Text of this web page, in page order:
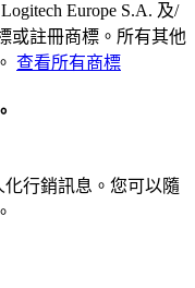
Europe S.A. 及/
或註冊商標。所有其他
查看所有商標
化行銷訊息。您可以隨
。